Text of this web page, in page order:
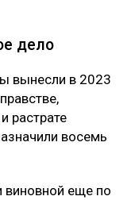
дело
вынесли в 2023
растрате
восемь
виновной еще по